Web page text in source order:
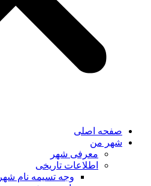
صفحه اصلی
شهر من
معرفی شهر
اطلاعات تاریخی
وجه تسیمه نام شهر